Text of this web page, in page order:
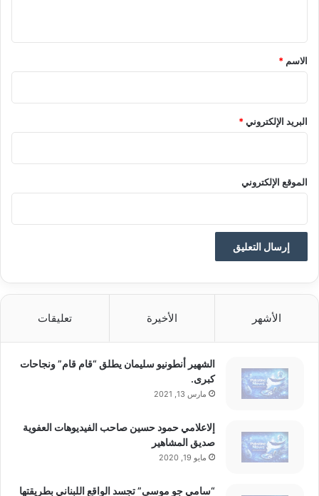
*
الاسم *
البريد الإلكتروني*
الموقع الإلكتروني
الأشهر الأخيرة تعليقات
الشهير أنطونيو سليمان يطلق “قام قام” ونجاحات
كبرى.
مارس 13, 2021
إلاعلامي حمود حسين صاحب الفيديوهات العفوية
صديق المشاهير
مايو 19, 2020
“سامي جو موسى” تجسد الواقع اللبناني بطريقتها